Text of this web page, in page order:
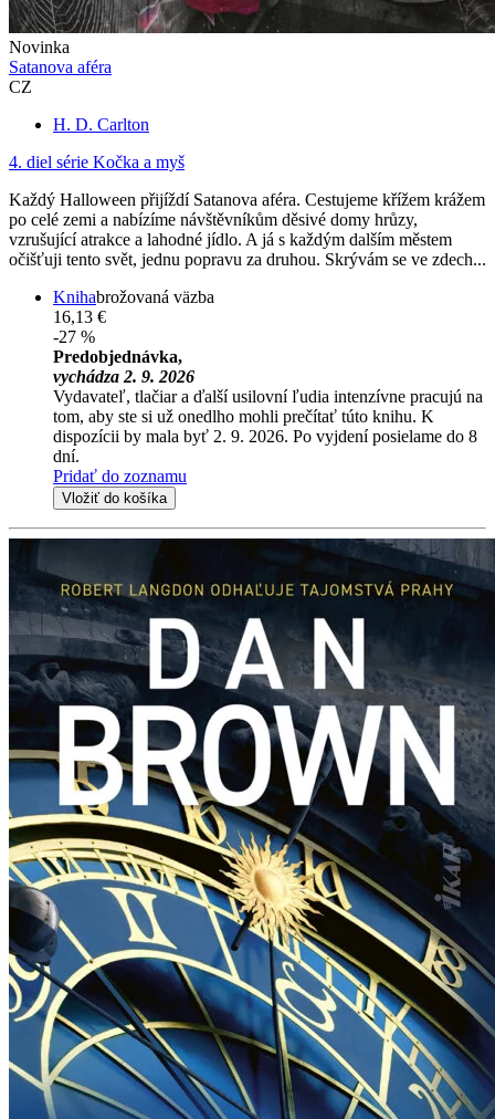
Novinka
Satanova aféra
CZ
H. D. Carlton
4. diel série Kočka a myš
Každý Halloween přijíždí Satanova aféra. Cestujeme křížem krážem
po celé zemi a nabízíme návštěvníkům děsivé domy hrůzy,
vzrušující atrakce a lahodné jídlo. A já s každým dalším městem
očišťuji tento svět, jednu popravu za druhou. Skrývám se ve zdech...
Knihabrožovaná väzba
16,13 €
-27 %
Predobjednávka,
vychádza 2. 9. 2026
Vydavateľ, tlačiar a ďalší usilovní ľudia intenzívne pracujú na
tom, aby ste si už onedlho mohli prečítať túto knihu. K
dispozícii by mala byť 2. 9. 2026. Po vyjdení posielame do 8
dní.
Pridať do zoznamu
Vložiť do košíka